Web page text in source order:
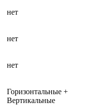
нет
нет
нет
Горизонтальные +
Вертикальные